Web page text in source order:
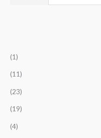
(1)
(11)
(23)
(19)
(4)